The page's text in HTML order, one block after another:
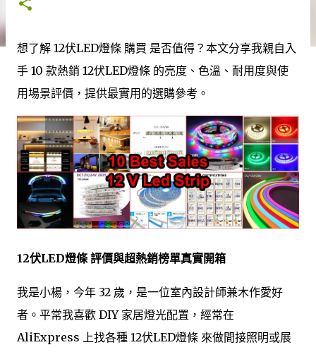
想了解 12伏LED燈條 購買 是否值得？本文分享我親自入
手 10 款熱銷 12伏LED燈條 的亮度、色溫、耐用度與使
用場景評價，提供最實用的選購參考。
12伏LED燈條 評價與超熱銷榜單真實開箱
我是小楊，今年 32 歲，是一位室內設計師兼木作愛好
者。平常我喜歡 DIY 家居燈光配置，經常在
AliExpress 上找各種 12伏LED燈條 來做間接照明或展